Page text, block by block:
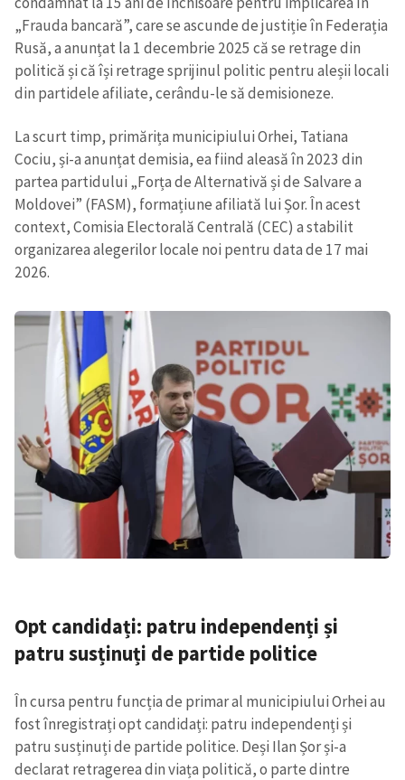
„Frauda bancară”, care se ascunde de justiție în Federația
Rusă, a anunțat la 1 decembrie 2025 că se retrage din
politică și că își retrage sprijinul politic pentru aleșii locali
din partidele afiliate, cerându-le să demisioneze.
La scurt timp, primărița municipiului Orhei, Tatiana
Cociu, și-a anunțat demisia, ea fiind aleasă în 2023 din
partea partidului „Forța de Alternativă și de Salvare a
Moldovei” (FASM), formațiune afiliată lui Șor. În acest
context, Comisia Electorală Centrală (CEC) a stabilit
organizarea alegerilor locale noi pentru data de 17 mai
2026.
Opt candidați: patru independenți și
patru susținuți de partide politice
În cursa pentru funcția de primar al municipiului Orhei au
fost înregistrați opt candidați: patru independenți și
patru susținuți de partide politice. Deși Ilan Șor și-a
declarat retragerea din viața politică, o parte dintre